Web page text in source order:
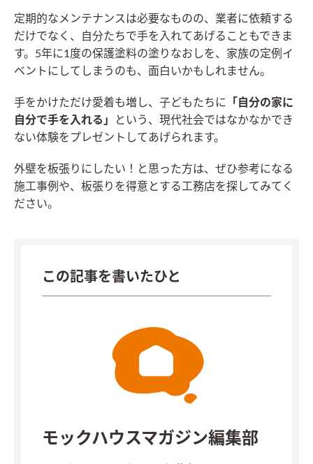
定期的なメンテナンスは必要なものの、業者に依頼する
だけでなく、自分たちで手を入れてあげることもできま
す。5年に1度の保護塗料の塗りなおしを、家族の定例イ
ベントにしてしまうのも、面白いかもしれません。
手をかけただけ愛着も増し、子どもたちに 「自分の家に
自分で手を入れる」
という、現代社会ではなかなかでき
ない体験をプレゼントしてあげられます。
外壁を板張りにしたい！と思った方は、ぜひ参考になる
施工事例や、板張りを得意とする工務店を探してみてく
ださい。
この記事を書いたひと
モックハウスマガジン編集部